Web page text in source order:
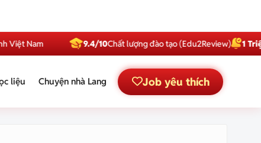
9.4/10Chất lượng đào tạo (Edu2Review) 1 Triệu
liệu Chuyện nhà Lang Job yêu thích